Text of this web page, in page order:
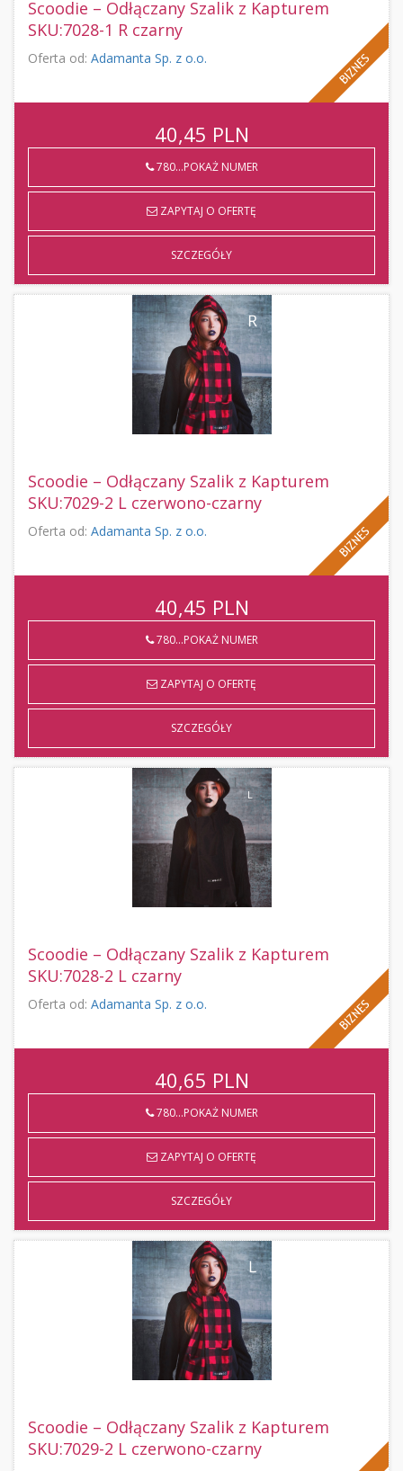
Scoodie – Odłączany Szalik z Kapturem
SKU:7028-1 R czarny
Oferta od: Adamanta Sp. z o.o.
40,45 PLN
780...POKAŻ NUMER
ZAPYTAJ O OFERTĘ
SZCZEGÓŁY
Scoodie – Odłączany Szalik z Kapturem
SKU:7029-2 L czerwono-czarny
Oferta od: Adamanta Sp. z o.o.
40,45 PLN
780...POKAŻ NUMER
ZAPYTAJ O OFERTĘ
SZCZEGÓŁY
Scoodie – Odłączany Szalik z Kapturem
SKU:7028-2 L czarny
Oferta od: Adamanta Sp. z o.o.
40,65 PLN
780...POKAŻ NUMER
ZAPYTAJ O OFERTĘ
SZCZEGÓŁY
Scoodie – Odłączany Szalik z Kapturem
SKU:7029-2 L czerwono-czarny